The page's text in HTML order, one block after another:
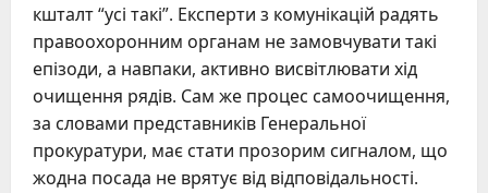
кшталт “усі такі”. Експерти з комунікацій радять
правоохоронним органам не замовчувати такі
епізоди, а навпаки, активно висвітлювати хід
очищення рядів. Сам же процес самоочищення,
за словами представників Генеральної
прокуратури, має стати прозорим сигналом, що
жодна посада не врятує від відповідальності.